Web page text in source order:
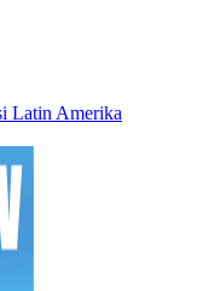
Latin Amerika